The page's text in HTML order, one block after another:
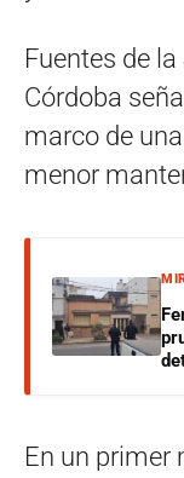
Fuentes de
Córdoba
marco de
menor
En un primer